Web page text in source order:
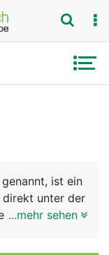
ist ein
direkt unter der
Harnröhre
...mehr sehen